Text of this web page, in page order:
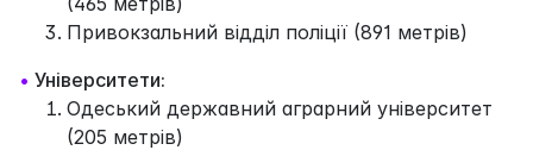
Привокзальний відділ поліції (891 метрів)
• Університети:
Одеський державний аграрний університет
(205 метрів)